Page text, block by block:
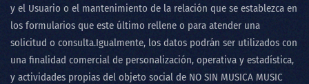
y el Usuario o el mantenimiento de la relación que se establezca en
los formularios que este último rellene o para atender una
solicitud o consulta.Igualmente, los datos podrán ser utilizados con
una finalidad comercial de personalización, operativa y estadística,
y actividades propias del objeto social de NO SIN MUSICA MUSIC